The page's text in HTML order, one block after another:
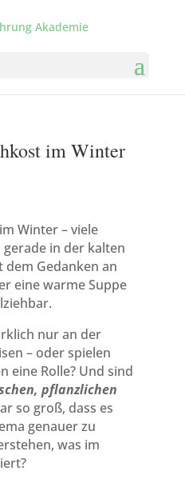
im Winter
Winter – viele
in der kalten
dem Gedanken an
eine warme Suppe
nur an der
– oder spielen
eine Rolle? Und sind
pflanzlichen
so groß, dass es
genauer zu
was im